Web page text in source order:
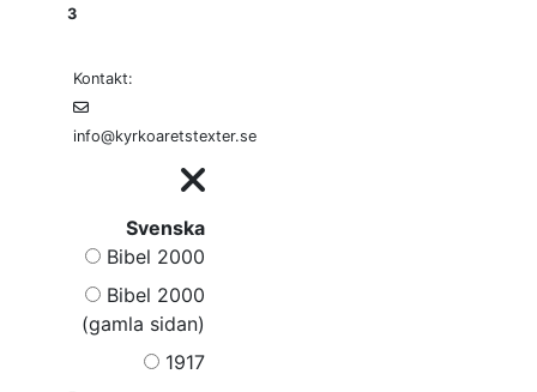
3
Kontakt:
info@kyrkoaretstexter.se
Svenska
Bibel 2000
Bibel 2000
(gamla sidan)
1917